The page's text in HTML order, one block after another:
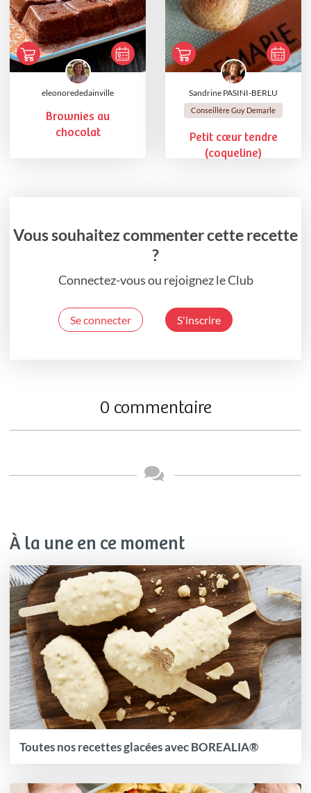
eleonorededainville
Brownies au
chocolat
Sandrine PASINI-BERLU
Conseillère Guy Demarle
Petit cœur tendre
(coqueline)
Vous souhaitez commenter cette recette
?
Connectez-vous ou rejoignez le Club
Se connecter S'inscrire
0 commentaire
À la une en ce moment
Toutes nos recettes glacées avec BOREALIA®